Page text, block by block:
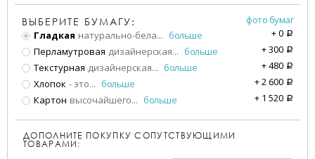
ВЫБЕРИТЕ БУМАГУ:
фото бумаг
Гладкая натурально-бела... больше +0 a
Перламутровая дизайнерская... больше +300 a
Текстурная дизайнерская... больше +480 a
Хлопок - это... больше +2 600 a
Картон высочайшего... больше + 1 520 a
ДОПОЛНИТЕ ПОКУПКУ СОПУТСТВУЮЩИМИ
ТОВАРАМИ: